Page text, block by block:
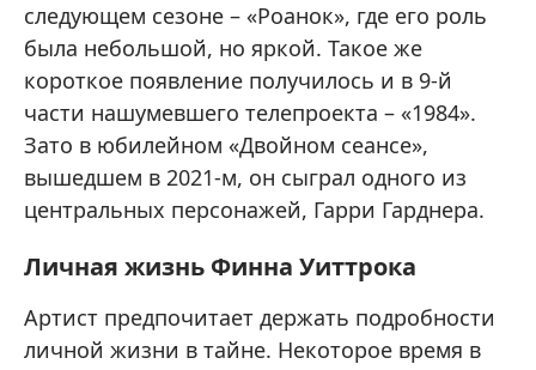
следующем сезоне – «Роанок», где его роль
была небольшой, но яркой. Такое же
короткое появление получилось и в 9-й
части нашумевшего телепроекта – «1984».
Зато в юбилейном «Двойном сеансе»,
вышедшем в 2021-м, он сыграл одного из
центральных персонажей, Гарри Гарднера.
Личная жизнь Финна Уиттрока
Артист предпочитает держать подробности
личной жизни в тайне. Некоторое время в